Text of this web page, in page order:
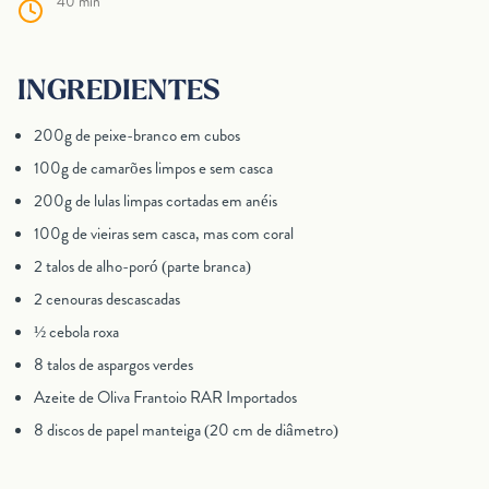
INGREDIENTES
200g de peixe-branco em cubos
100g de camarões limpos e sem casca
200g de lulas limpas cortadas em anéis
100g de vieiras sem casca, mas com coral
2 talos de alho-poró (parte branca)
2 cenouras descascadas
½ cebola roxa
8 talos de aspargos verdes
Azeite de Oliva Frantoio RAR Importados
8 discos de papel manteiga (20 cm de diâmetro)